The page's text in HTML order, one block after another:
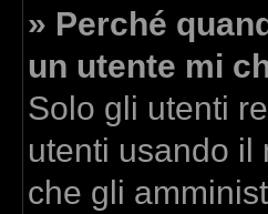
» Perché
un utente mi
Solo gli utenti
utenti usando il
che gli